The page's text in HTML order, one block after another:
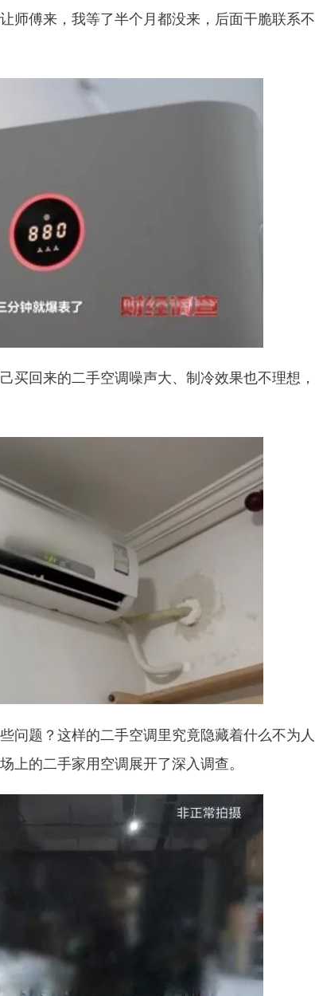
师傅来，我等了半个月都没来，后面干脆联系不
买回来的二手空调噪声大、制冷效果也不理想，
问题？ 这样的二手空调里究竟隐藏着什么不为人
上的二手家用空调展开了深入调查。